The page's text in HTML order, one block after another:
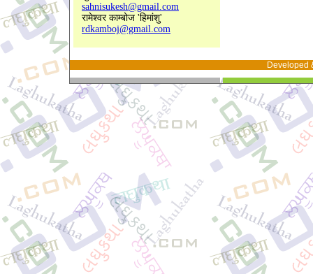
sahnisukesh@gmail.com
रामेश्वर काम्बोज 'हिमांशु'
rdkamboj@gmail.com
Developed